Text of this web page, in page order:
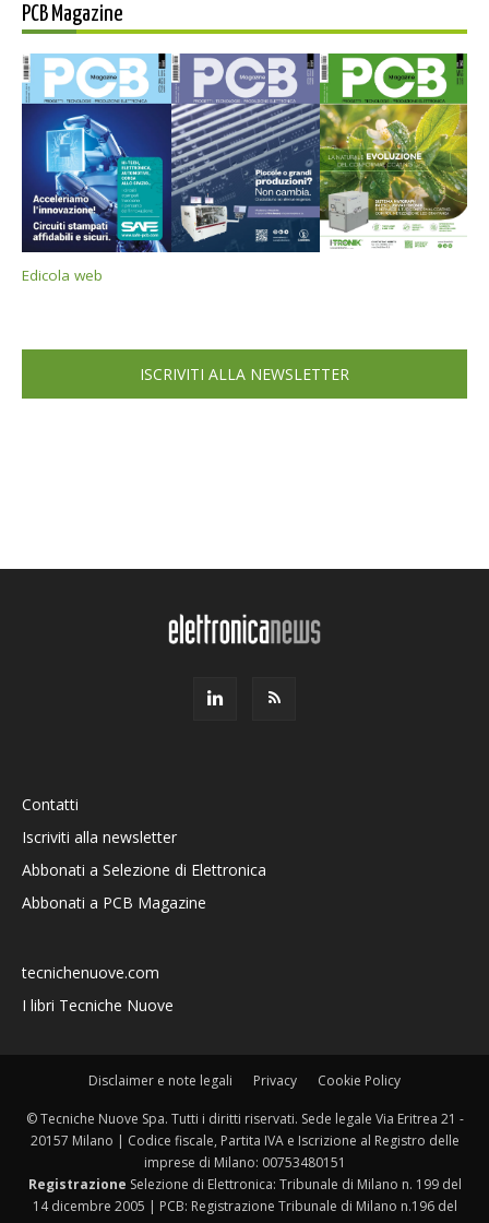
PCB Magazine
Edicola web
ISCRIVITI ALLA NEWSLETTER
Contatti
Iscriviti alla newsletter
Abbonati a Selezione di Elettronica
Abbonati a PCB Magazine
tecnichenuove.com
I libri Tecniche Nuove
Disclaimer e note legali Privacy Cookie Policy
© Tecniche Nuove Spa. Tutti i diritti riservati. Sede legale Via Eritrea 21 -
20157 Milano | Codice fiscale, Partita IVA e Iscrizione al Registro delle
imprese di Milano: 00753480151
Registrazione Selezione di Elettronica: Tribunale di Milano n. 199 del
14 dicembre 2005 | PCB: Registrazione Tribunale di Milano n.196 del